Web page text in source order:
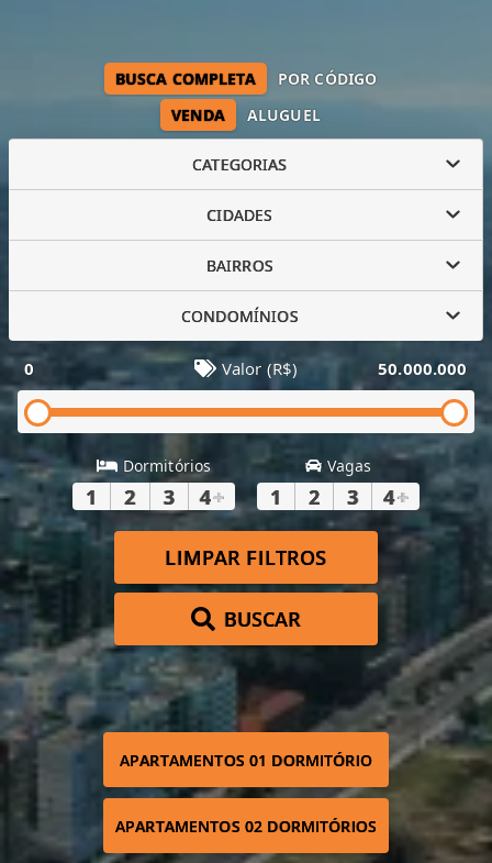
VENDA ALUGUEL
BUSCA COMPLETA POR CÓDIGO
CATEGORIAS
CIDADES
BAIRROS
CONDOMÍNIOS
0 Valor (R$) 50.000.000
Dormitórios
1 2 3 4+
Vagas
1 2 3 4+
LIMPAR FILTROS
BUSCAR
APARTAMENTOS 01 DORMITÓRIO
APARTAMENTOS 02 DORMITÓRIOS